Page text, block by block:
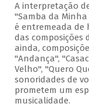
A interpretação
"Samba da Minha
é entremeada de
das composições
ainda,
"Andança",
Velho", "Quero
sonoridades de
prometem um
musicalidade.